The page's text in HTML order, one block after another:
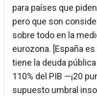
para países que
pero que son
sobre todo en la
eurozona. [España
tiene la deuda
110% del PIB —¡20
supuesto umbral